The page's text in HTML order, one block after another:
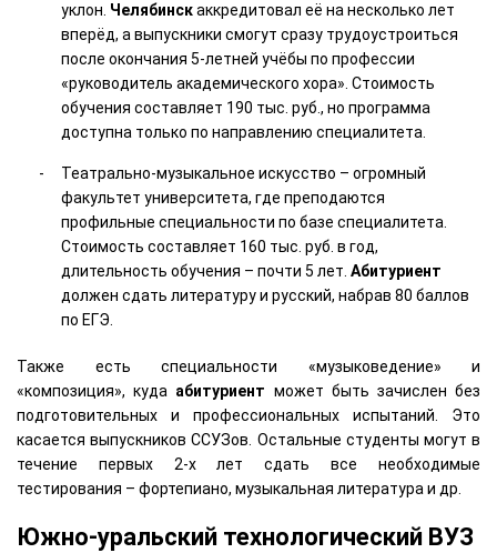
уклон. Челябинскаккредитовал её на несколько лет
вперёд, а выпускники смогут сразу трудоустроиться
после окончания 5-летней учёбы по профессии
«руководитель академического хора». Стоимость
обучения составляет 190 тыс. руб., но программа
доступна только по направлению специалитета.
Театрально-музыкальное искусство – огромный
факультет университета, где преподаются
профильные специальности по базе специалитета.
Стоимость составляет 160 тыс. руб. в год,
длительность обучения – почти 5 лет. Абитуриент
должен сдать литературу и русский, набрав 80 баллов
по ЕГЭ.
Также есть специальности «музыковедение» и
«композиция», куда абитуриент может быть зачислен без
подготовительных и профессиональных испытаний. Это
касается выпускников ССУЗов. Остальные студенты могут в
течение первых 2-х лет сдать все необходимые
тестирования – фортепиано, музыкальная литература и др.
Южно-уральский технологический ВУЗ